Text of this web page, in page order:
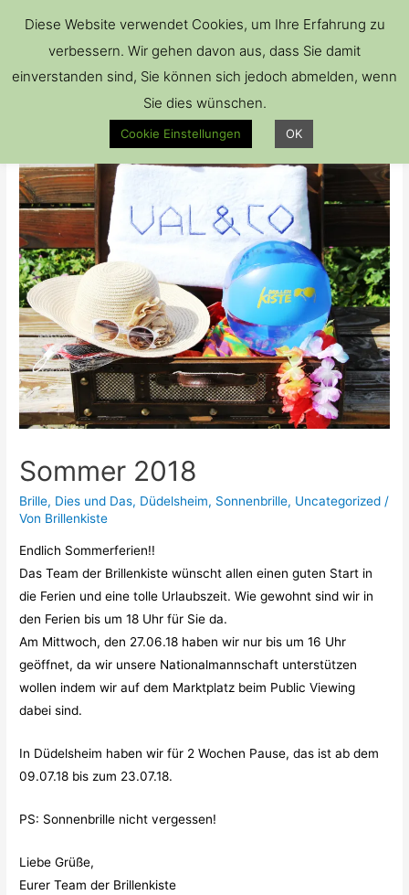
Sommer 2018
Brille, Dies und Das, Düdelsheim, Sonnenbrille, Uncategorized /
Von Brillenkiste
Endlich Sommerferien!!
Das Team der Brillenkiste wünscht allen einen guten Start in
die Ferien und eine tolle Urlaubszeit. Wie gewohnt sind wir in
den Ferien bis um 18 Uhr für Sie da.
Am Mittwoch, den 27.06.18 haben wir nur bis um 16 Uhr
geöffnet, da wir unsere Nationalmannschaft unterstützen
wollen indem wir auf dem Marktplatz beim Public Viewing
dabei sind.
In Düdelsheim haben wir für 2 Wochen Pause, das ist ab dem
09.07.18 bis zum 23.07.18.
PS: Sonnenbrille nicht vergessen!
Liebe Grüße,
Eurer Team der Brillenkiste
Diese Website verwendet Cookies, um Ihre Erfahrung zu
verbessern. Wir gehen davon aus, dass Sie damit
einverstanden sind, Sie können sich jedoch abmelden, wenn
Sie dies wünschen.
Cookie Einstellungen OK